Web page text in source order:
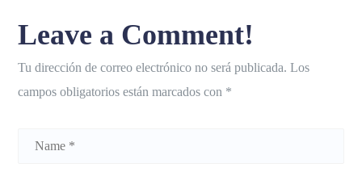
Leave a Comment!
Tu dirección de correo electrónico no será publicada. Los
campos obligatorios están marcados con *